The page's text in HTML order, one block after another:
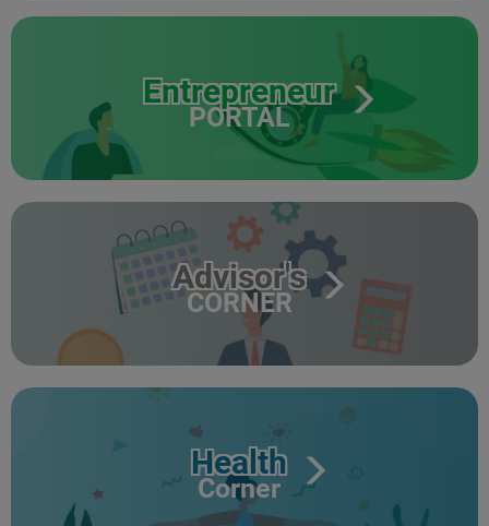
Entrepreneur
PORTAL
Advisor's
CORNER
Health
Corner